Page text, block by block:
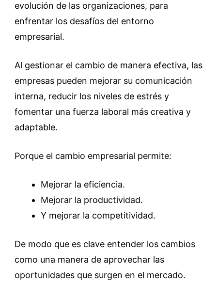
evolución de las organizaciones, para
enfrentar los desafíos del entorno
empresarial.
Al gestionar el cambio de manera efectiva, las
empresas pueden mejorar su comunicación
interna, reducir los niveles de estrés y
fomentar una fuerza laboral más creativa y
adaptable.
Porque el cambio empresarial permite:
Mejorar la eficiencia.
Mejorar la productividad.
Y mejorar la competitividad.
De modo que es clave entender los cambios
como una manera de aprovechar las
oportunidades que surgen en el mercado.